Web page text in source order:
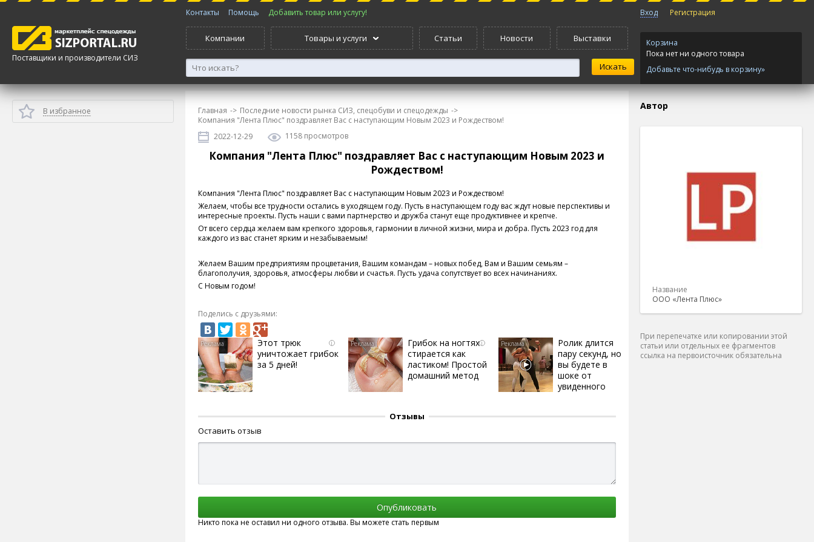
Поставщики и производители СИЗ
Контакты Помощь Добавить товар или услугу!
Компании Товары и услуги Статьи Новости Выставки
Вход Регистрация
Корзина
Пока нет ни одного товара
Добавьте что-нибудь в корзину»
В избранное Главная -> Последние новости рынка СИЗ, спецобуви и спецодежды ->
Компания "Лента Плюс" поздравляет Вас с наступающим Новым 2023 и Рождеством!
2022-12-29
1158 просмотров
Компания "Лента Плюс" поздравляет Вас с наступающим Новым 2023 и
Рождеством!
Компания "Лента Плюс" поздравляет Вас с наступающим Новым 2023 и Рождеством!
Желаем, чтобы все трудности остались в уходящем году. Пусть в наступающем году вас ждут новые перспективы и
интересные проекты. Пусть наши с вами партнерство и дружба станут еще продуктивнее и крепче.
От всего сердца желаем вам крепкого здоровья, гармонии в личной жизни, мира и добра. Пусть 2023 год для
каждого из вас станет ярким и незабываемым!
Желаем Вашим предприятиям процветания, Вашим командам – новых побед, Вам и Вашим семьям –
благополучия, здоровья, атмосферы любви и счастья. Пусть удача сопутствует во всех начинаниях.
С Новым годом!
Поделись с друзьями:
i
Этот трюк
уничтожает грибок
за 5 дней!
i
Грибок на ногтях
стирается как
ластиком! Простой
домашний метод
Ролик длится
пару секунд, но
вы будете в
шоке от
увиденного
Отзывы
Оставить отзыв
Никто пока не оставил ни одного отзыва. Вы можете стать первым
Автор
Название
ООО «Лента Плюс»
При перепечатке или копировании этой
статьи или отдельных ее фрагментов
ссылка на первоисточник обязательна